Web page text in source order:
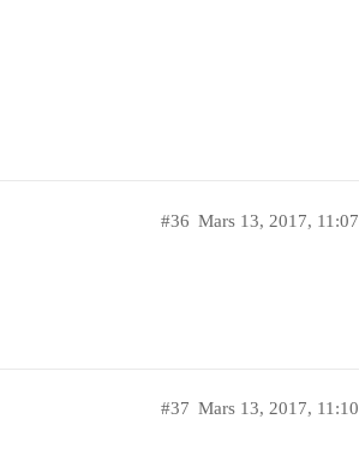
Mars 13, 2017, 11:07
#36
Mars 13, 2017, 11:10
#37